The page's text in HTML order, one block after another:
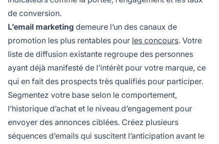
de conversion.
L’email marketing demeure l’un des canaux de
promotion les plus rentables pour les concours. Votre
liste de diffusion existante regroupe des personnes
ayant déjà manifesté de l’intérêt pour votre marque, ce
qui en fait des prospects très qualifiés pour participer.
Segmentez votre base selon le comportement,
l’historique d’achat et le niveau d’engagement pour
envoyer des annonces ciblées. Créez plusieurs
séquences d’emails qui suscitent l’anticipation avant le